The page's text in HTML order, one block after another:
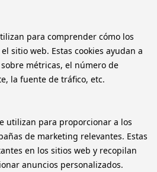
para comprender cómo los
sitio web. Estas cookies ayudan a
métricas, el número de
la fuente de tráfico, etc.
utilizan para proporcionar a los
de marketing relevantes. Estas
en los sitios web y recopilan
anuncios personalizados.